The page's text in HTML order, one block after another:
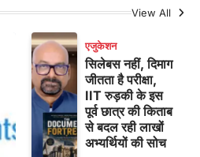
View All
एजुकेशन
सिलेबस नहीं, दिमाग
जीतता है परीक्षा,
IIT रुड़की के इस
पूर्व छात्र की किताब
से बदल रही लाखों
अभ्यर्थियों की सोच